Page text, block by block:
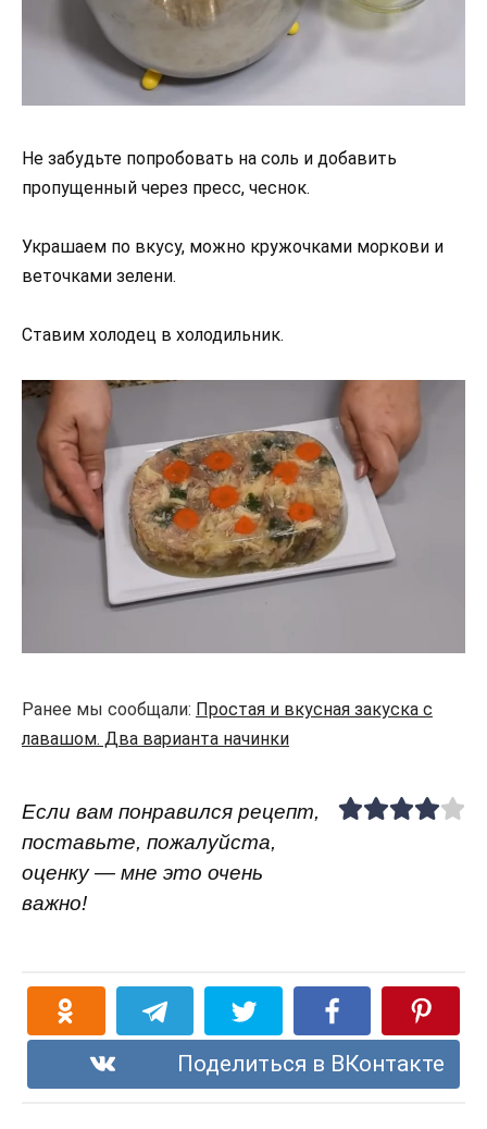
Не забудьте попробовать на соль и добавить
пропущенный через пресс, чеснок.
Украшаем по вкусу, можно кружочками моркови и
веточками зелени.
Ставим холодец в холодильник.
Ранее мы сообщали: Простая и вкусная закуска с
лавашом. Два варианта начинки
Если вам понравился рецепт,
поставьте, пожалуйста,
оценку — мне это очень
важно!
Поделиться в ВКонтакте